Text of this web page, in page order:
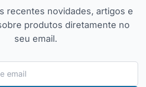
recentes novidades, artigos e
produtos diretamente no
seu email.